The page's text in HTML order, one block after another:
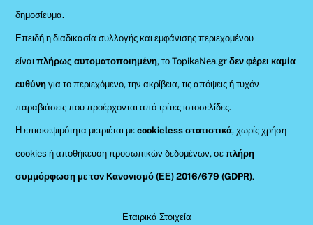
δημοσίευμα.
Επειδή η διαδικασία συλλογής και εμφάνισης περιεχομένου
είναιπλήρως αυτοματοποιημένη, το TopikaNea.grδεν φέρει καμία
ευθύνη για το περιεχόμενο, την ακρίβεια, τις απόψεις ή τυχόν
παραβιάσεις που προέρχονται από τρίτες ιστοσελίδες.
Η επισκεψιμότητα μετριέται μεcookieless στατιστικά, χωρίς χρήση
cookies ή αποθήκευση προσωπικών δεδομένων, σεπλήρη
συμμόρφωση με τον Κανονισμό (ΕΕ) 2016/679 (GDPR).
Εταιρικά Στοιχεία